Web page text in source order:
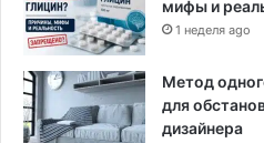
мифы и
1 неделя ago
Метод
для
дизайнера